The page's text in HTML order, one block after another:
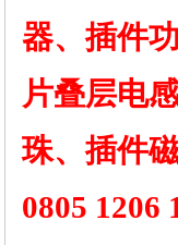
器、插件
片叠层电
珠、插件
0805 1206